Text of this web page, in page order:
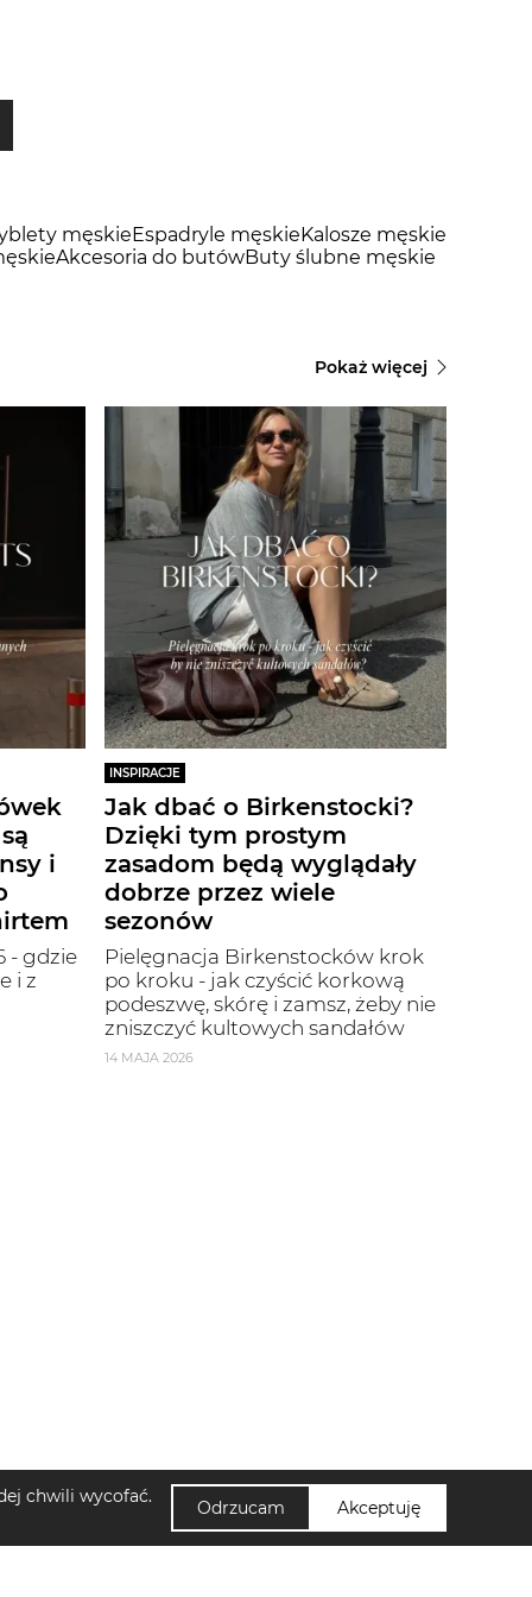
męskieEspadryle męskieKalosze męskie
Akcesoria do butówButy ślubne męskie
Pokaż więcej
i
- gdzie
i z
INSPIRACJE
Jak dbać o Birkenstocki?
Dzięki tym prostym
zasadom będą wyglądały
dobrze przez wiele
sezonów
Pielęgnacja Birkenstocków krok
po kroku - jak czyścić korkową
podeszwę, skórę i zamsz, żeby nie
zniszczyć kultowych sandałów
14 MAJA 2026
chwili wycofać.
Odrzucam Akceptuję